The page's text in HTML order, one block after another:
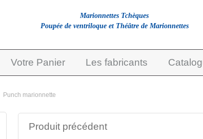
Votre Panier Les fabricants
Punch marionnette
Produit précédent
Marionnettes Tchèques
Poupée de ventriloque et Théâtre de Marionnettes